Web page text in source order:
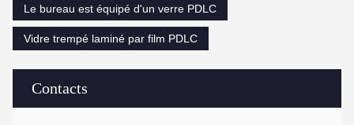
Contacts
Le bureau est équipé d'un verre PDLC
Vidre trempé laminé par film PDLC